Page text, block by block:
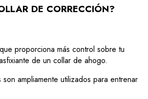
DE CORRECCIÓN?
proporciona más control sobre tu
de un collar de ahogo.
ampliamente utilizados para entrenar